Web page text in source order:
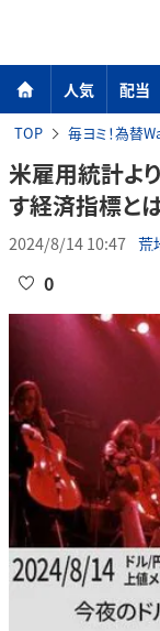
人気 配当
TOP 毎ヨミ！為替
米雇用統計よ
す経済指標と
2024/8/14 10:47 荒
0